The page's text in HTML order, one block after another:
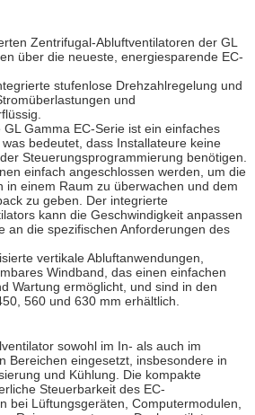
Zentrifugal-Abluftventilatoren der GL
über die neueste, energiesparende EC-
stufenlose Drehzahlregelung und
und
Gamma EC-Serie ist ein einfaches
was bedeutet, dass Installateure keine
Steuerungsprogrammierung benötigen.
einfach angeschlossen werden, um die
in einem Raum zu überwachen und dem
zu geben. Der integrierte
kann die Geschwindigkeit anpassen
an die spezifischen Anforderungen des
vertikale Abluftanwendungen,
Windband, das einen einfachen
Wartung ermöglicht, und sind in den
560 und 630 mm erhältlich.
sowohl im In- als auch im
Bereichen eingesetzt, insbesondere in
und Kühlung. Die kompakte
Steuerbarkeit des EC-
bei Lüftungsgeräten, Computermodulen,